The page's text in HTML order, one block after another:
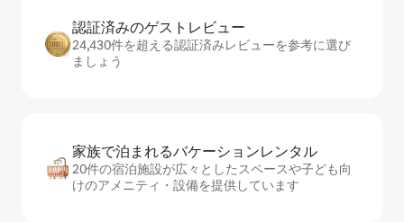
認証済みのゲ⁠ス⁠ト⁠レ⁠ビ⁠ュ⁠ー
24,430件を超える認証済みレビューを参考に選び
ましょう
家族で泊まれるバ⁠ケ⁠ー⁠シ⁠ョ⁠ンレ⁠ン⁠タ⁠ル
20件の宿泊施設が広々としたスペースや子ども向
けのアメニティ・設備を提供しています